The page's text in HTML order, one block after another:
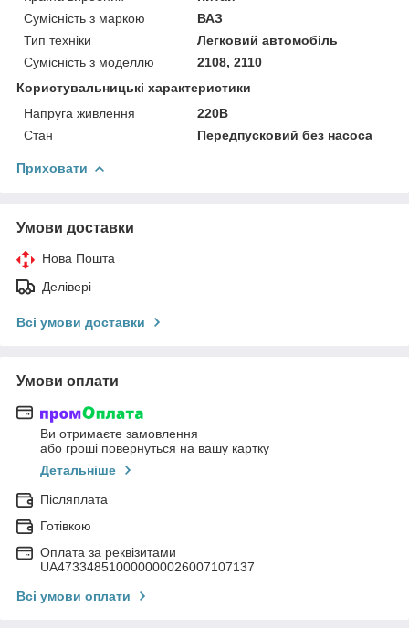
Сумісність з маркою
ВАЗ
Тип техніки
Легковий автомобіль
Сумісність з моделлю
2108, 2110
Користувальницькі характеристики
Напруга живлення
220В
Стан
Передпусковий без насоса
Приховати
Умови доставки
Нова Пошта
Делівері
Всі умови доставки
Умови оплати
Ви отримаєте замовлення
або гроші повернуться на вашу картку
Детальніше
Післяплата
Готівкою
Оплата за реквізитами
UA473348510000000026007107137
Всі умови оплати